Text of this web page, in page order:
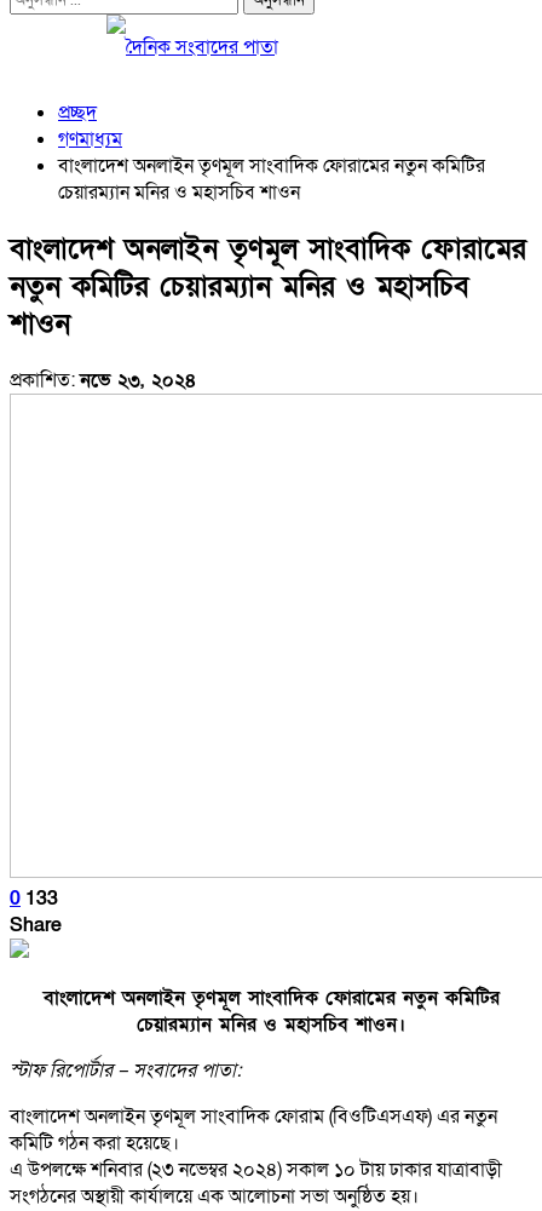
প্রচ্ছদ
গণমাধ্যম
বাংলাদেশ অনলাইন তৃণমূল সাংবাদিক ফোরামের নতুন কমিটির
চেয়ারম্যান মনির ও মহাসচিব শাওন
বাংলাদেশ অনলাইন তৃণমূল সাংবাদিক ফোরামের
নতুন কমিটির চেয়ারম্যান মনির ও মহাসচিব
শাওন
প্রকাশিত:নভে ২৩, ২০২৪
0 133
Share
বাংলাদেশ অনলাইন তৃণমূল সাংবাদিক ফোরামের নতুন কমিটির
চেয়ারম্যান মনির ও মহাসচিব শাওন।
স্টাফ রিপোর্টার – সংবাদের পাতা:
বাংলাদেশ অনলাইন তৃণমূল সাংবাদিক ফোরাম (বিওটিএসএফ) এর নতুন
কমিটি গঠন করা হয়েছে।
এ উপলক্ষে শনিবার (২৩ নভেম্বর ২০২৪) সকাল ১০ টায় ঢাকার যাত্রাবাড়ী
সংগঠনের অস্থায়ী কার্যালয়ে এক আলোচনা সভা অনুষ্ঠিত হয়।